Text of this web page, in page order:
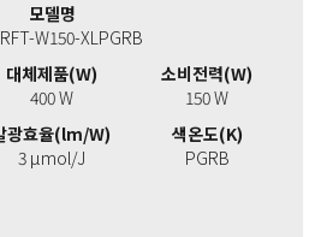
모델명
W150-XLPGRB
대체제품(W)
400 W
소비전력(W)
150 W
광효율(lm/W)
3 μmol/J
색온도(K)
PGRB